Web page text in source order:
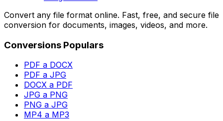
Convert any file format online. Fast, free, and secure file
conversion for documents, images, videos, and more.
Conversions Populars
PDF a DOCX
PDF a JPG
DOCX a PDF
JPG a PNG
PNG a JPG
MP4 a MP3